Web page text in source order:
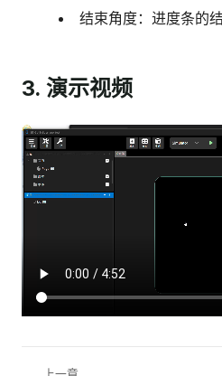
结束角度：进度条的
3. 演示视频